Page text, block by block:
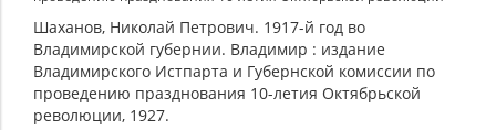
Шаханов, Николай Петрович. 1917-й год во
Владимирской губернии. Владимир : издание
Владимирского Истпарта и Губернской комиссии по
проведению празднования 10-летия Октябрьской
революции, 1927.